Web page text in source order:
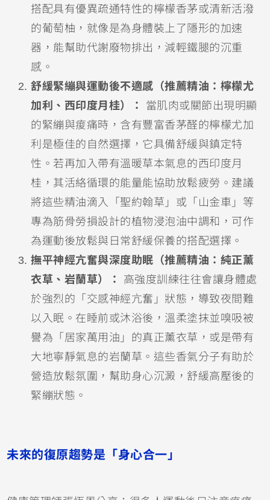
搭配具有優異疏通特性的檸檬香茅或清新活潑
的葡萄柚，就像是為身體裝上了隱形的加速
器，能幫助代謝廢物排出，減輕鐵腿的沉重
感。
舒緩緊繃與運動後不適感（推薦精油：檸檬尤
加利、西印度月桂）： 當肌肉或關節出現明顯
的緊繃與痠痛時，含有豐富香茅醛的檸檬尤加
利是極佳的自然選擇，它具備舒緩與鎮定特
性。若再加入帶有溫暖草本氣息的西印度月
桂，其活絡循環的能量能協助放鬆疲勞。建議
將這些精油滴入「聖約翰草」或「山金車」等
專為筋骨勞損設計的植物浸泡油中調和，可作
為運動後放鬆與日常舒緩保養的搭配選擇。
撫平神經亢奮與深度助眠（推薦精油：純正薰
衣草、岩蘭草）： 高強度訓練往往會讓身體處
於強烈的「交感神經亢奮」狀態，導致夜間難
以入眠。在睡前或沐浴後，溫柔塗抹並嗅吸被
譽為「居家萬用油」的真正薰衣草，或是帶有
大地寧靜氣息的岩蘭草。這些香氣分子有助於
營造放鬆氛圍，幫助身心沉澱，舒緩高壓後的
緊繃狀態。
未來的復原趨勢是「身心合一」